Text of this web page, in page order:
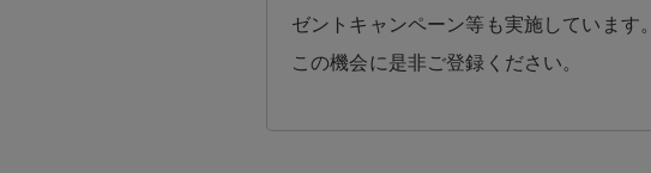
ゼントキャンペーン等も実施しています。
この機会に是非ご登録ください。